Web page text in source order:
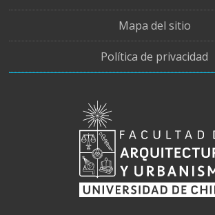
Mapa del sitio
Política de privacidad